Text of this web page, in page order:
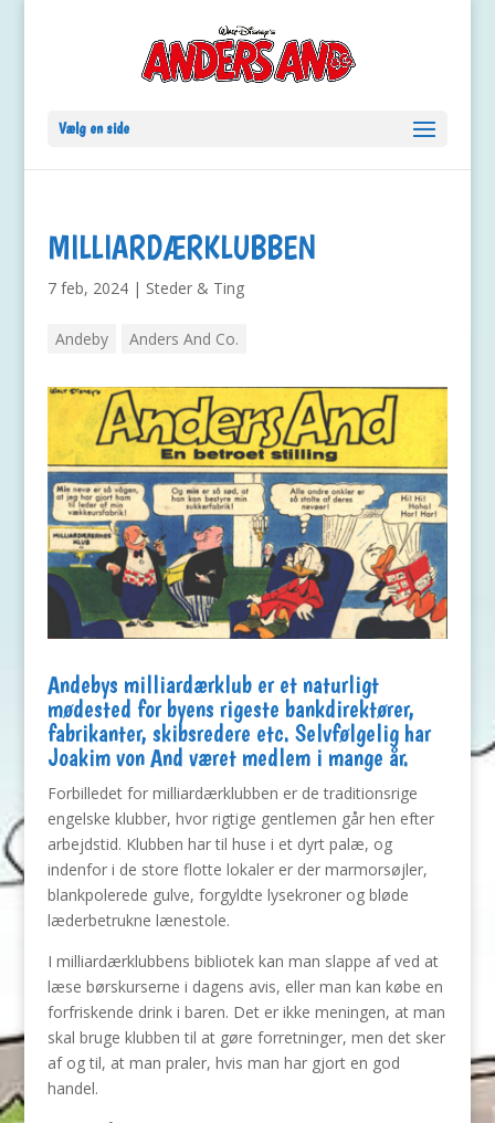
Vælg en side
MILLIARDÆRKLUBBEN
7 feb, 2024| Steder & Ting
Andeby Anders And Co.
Andebys milliardærklub er et naturligt
mødested for byens rigeste bankdirektører,
fabrikanter, skibsredere etc. Selvfølgelig har
Joakim von And været medlem i mange år.
Forbilledet for milliardærklubben er de traditionsrige
engelske klubber, hvor rigtige gentlemen går hen efter
arbejdstid. Klubben har til huse i et dyrt palæ, og
indenfor i de store flotte lokaler er der marmorsøjler,
blankpolerede gulve, forgyldte lysekroner og bløde
læderbetrukne lænestole.
I milliardærklubbens bibliotek kan man slappe af ved at
læse børskurserne i dagens avis, eller man kan købe en
forfriskende drink i baren. Det er ikke meningen, at man
skal bruge klubben til at gøre forretninger, men det sker
af og til, at man praler, hvis man har gjort en god
handel.